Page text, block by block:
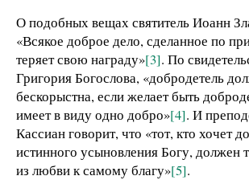
О подобных вещах святитель Иоанн
«Всякое доброе дело, сделанное по
теряет свою награду»[3]. По
Григория Богослова, «добродетель
бескорыстна, если желает быть
имеет в виду одно добро»[4]. И
Кассиан говорит, что «тот, кто хочет
истинного усыновления Богу, должен
из любви к самому благу»[5].